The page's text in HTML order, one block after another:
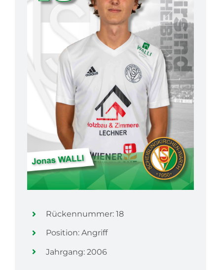
Rückennummer: 18
Position: Angriff
Jahrgang: 2006